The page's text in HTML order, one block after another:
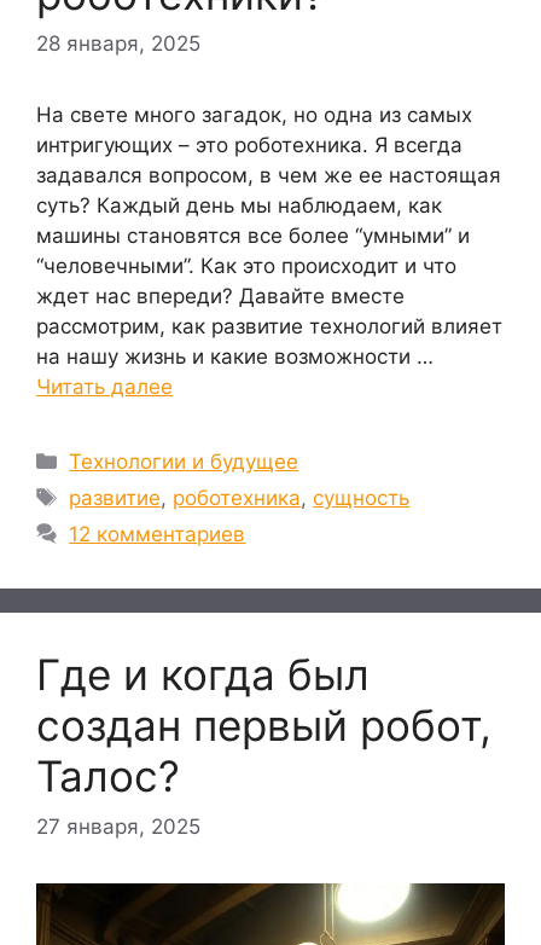
28 января, 2025
На свете много загадок, но одна из самых
интригующих – это роботехника. Я всегда
задавался вопросом, в чем же ее настоящая
суть? Каждый день мы наблюдаем, как
машины становятся все более “умными” и
“человечными”. Как это происходит и что
ждет нас впереди? Давайте вместе
рассмотрим, как развитие технологий влияет
на нашу жизнь и какие возможности …
Читать далее
Рубрики
Технологии и будущее
Метки
развитие, роботехника,сущность
12 комментариев
Где и когда был
создан первый робот,
Талос?
27 января, 2025